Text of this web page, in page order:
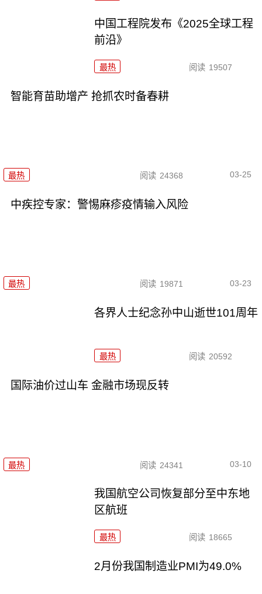
中国工程院发布《2025全球工程
前沿》
最热 阅读 19507
智能育苗助增产 抢抓农时备春耕
最热 阅读 24368 03-25
中疾控专家：警惕麻疹疫情输入风险
最热 阅读 19871 03-23
各界人士纪念孙中山逝世101周年
最热 阅读 20592
国际油价过山车 金融市场现反转
最热 阅读 24341 03-10
我国航空公司恢复部分至中东地
区航班
最热 阅读 18665
2月份我国制造业PMI为49.0%